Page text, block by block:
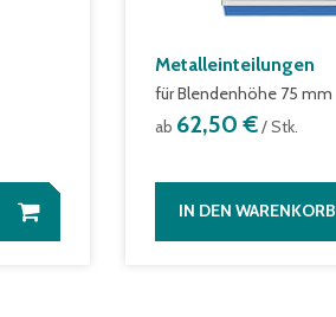
Metalleinteilungen
für Blendenhöhe 75 mm
ab 62,50 €/ Stk.
IN DEN WARENKORB